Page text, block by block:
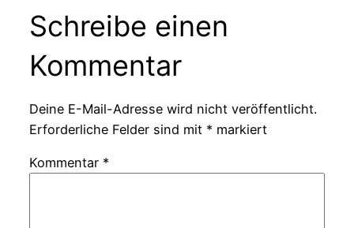
Schreibe einen
Kommentar
Deine E-Mail-Adresse wird nicht veröffentlicht.
Erforderliche Felder sind mit * markiert
Kommentar *